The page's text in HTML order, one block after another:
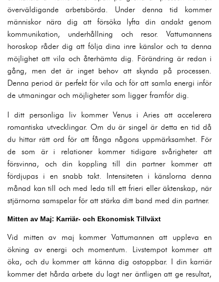
överväldigande arbetsbörda. Under denna tid kommer
människor nära dig att försöka lyfta din andakt genom
kommunikation, underhållning och resor. Vattumannens
horoskop råder dig att följa dina inre känslor och ta denna
möjlighet att vila och återhämta dig. Förändring är redan i
gång, men det är inget behov att skynda på processen.
Denna period är perfekt för vila och för att samla energi inför
de utmaningar och möjligheter som ligger framför dig.
I ditt personliga liv kommer Venus i Aries att accelerera
romantiska utvecklingar. Om du är singel är detta en tid då
du hittar rätt ord för att fånga någons uppmärksamhet. För
de som är i relationer kommer tidigare svårigheter att
försvinna, och din koppling till din partner kommer att
fördjupas i en snabb takt. Intensiteten i känslorna denna
månad kan till och med leda till ett frieri eller äktenskap, när
stjärnorna samspelar för att stärka ditt band med din partner.
Mitten av Maj: Karriär- och Ekonomisk Tillväxt
Vid mitten av maj kommer Vattumannen att uppleva en
ökning av energi och momentum. Livstempot kommer att
öka, och du kommer att känna dig ostoppbar. I din karriär
kommer det hårda arbete du lagt ner äntligen att ge resultat,